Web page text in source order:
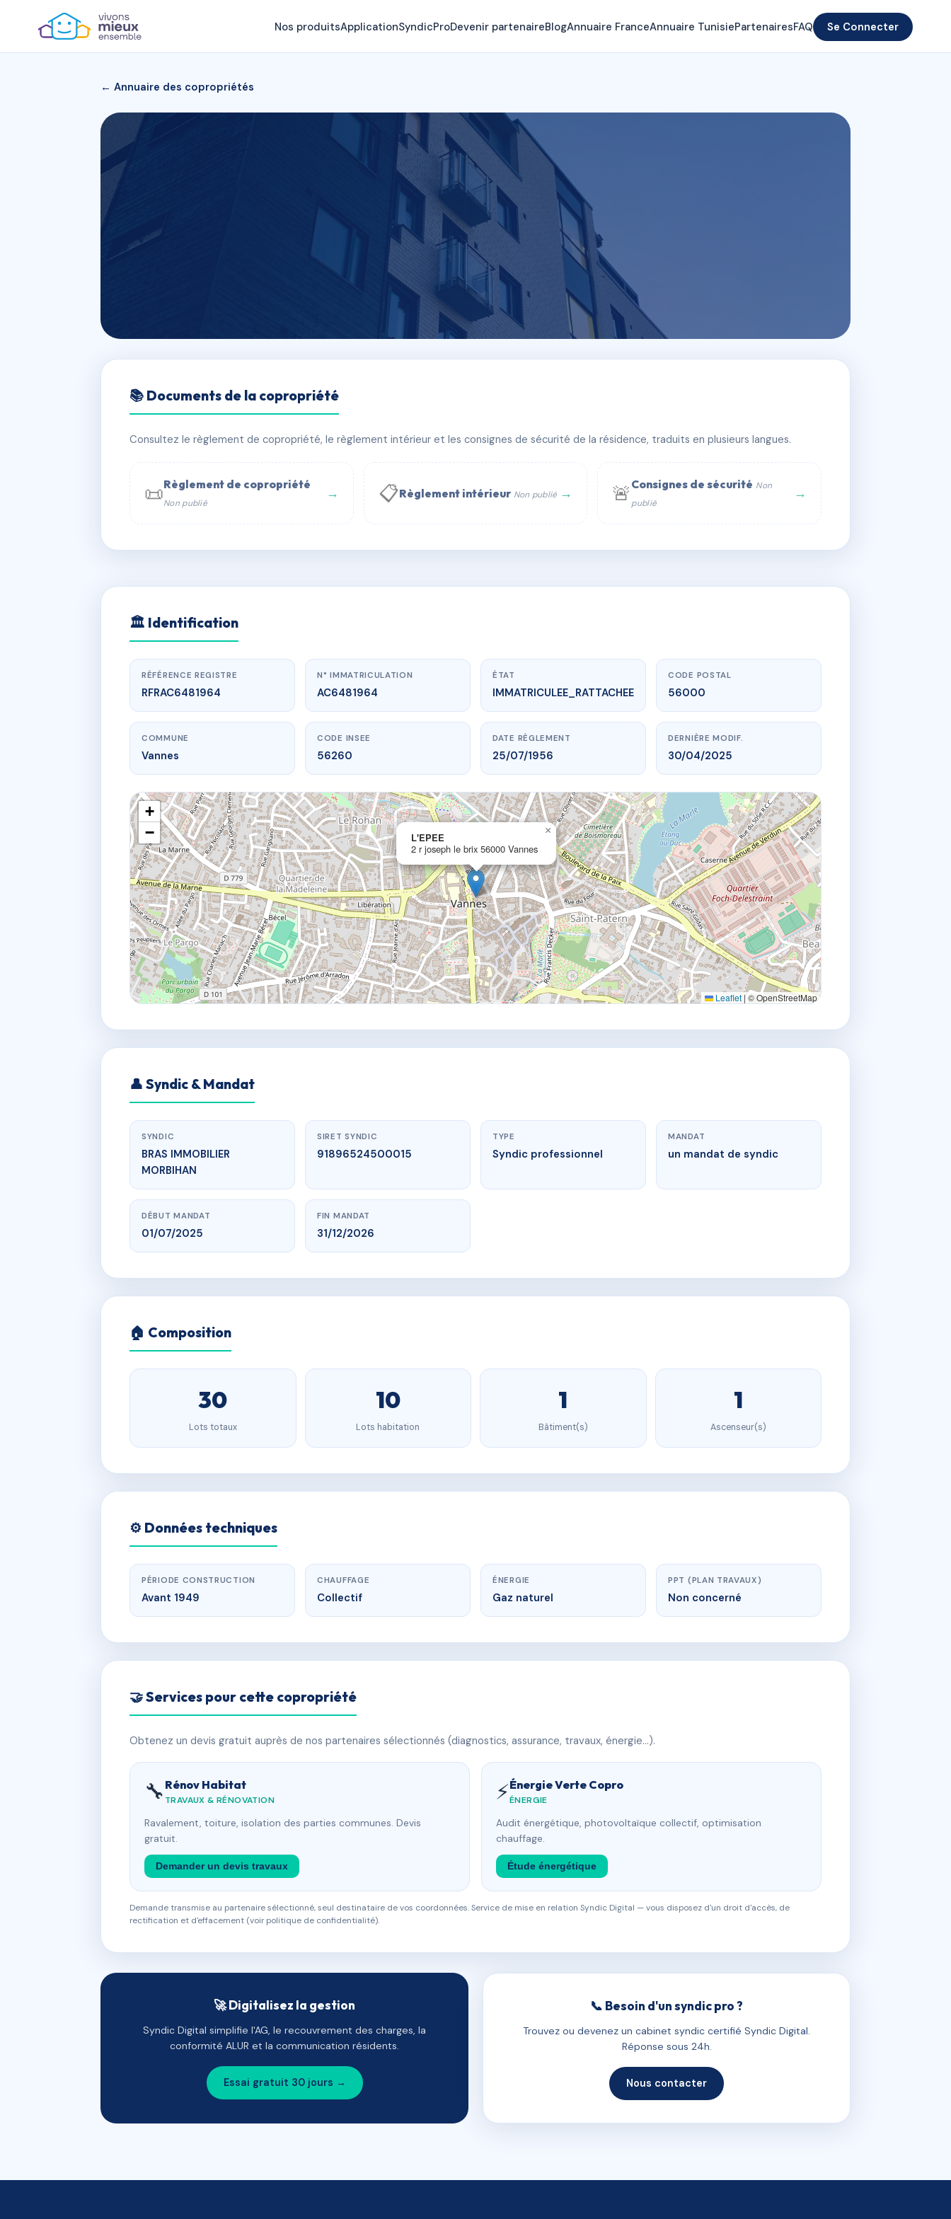
Nos produitsApplicationSyndicProDevenir partenaireBlogAnnuaire FranceAnnuaire TunisiePartenairesFAQ Se Connecter
← Annuaire des copropriétés
L'EPEE
📍 2 r joseph le brix 56000 Vannes
📞 Contacter Syndic Digital 💬 WhatsApp
📚 Documents de la copropriété
Consultez le règlement de copropriété, le règlement intérieur et les consignes de sécurité de la résidence, traduits en plusieurs langues.
📜Règlement de copropriété
Non publié
→ 📋Règlement intérieur Non publié → 🚨 Consignes de sécurité Non
publié
→
AC6481964 🇫🇷
www.vme.plus/AC6481964
L'EPEE
2 r joseph le brix56000 Vannes
🏛 Identification
RÉFÉRENCE REGISTRE
RFRAC6481964
N° IMMATRICULATION
AC6481964
ÉTAT
IMMATRICULEE_RATTACHEE
CODE POSTAL
56000
COMMUNE
Vannes
CODE INSEE
56260
DATE RÈGLEMENT
25/07/1956
DERNIÈRE MODIF.
30/04/2025
L'EPEE
2 r joseph le brix 56000 Vannes
×
+
−
Leaflet | © OpenStreetMap
👤 Syndic & Mandat
SYNDIC
BRAS IMMOBILIER
MORBIHAN
SIRET SYNDIC
91896524500015
TYPE
Syndic professionnel
MANDAT
un mandat de syndic
DÉBUT MANDAT
01/07/2025
FIN MANDAT
31/12/2026
🏠 Composition
30
Lots totaux
10
Lots habitation
1
Bâtiment(s)
1
Ascenseur(s)
⚙️ Données techniques
PÉRIODE CONSTRUCTION
Avant 1949
CHAUFFAGE
Collectif
ÉNERGIE
Gaz naturel
PPT (PLAN TRAVAUX)
Non concerné
🤝 Services pour cette copropriété
Obtenez un devis gratuit auprès de nos partenaires sélectionnés (diagnostics, assurance, travaux, énergie…).
🔧 Rénov Habitat
TRAVAUX & RÉNOVATION
Ravalement, toiture, isolation des parties communes. Devis
gratuit.
Demander un devis travaux
⚡Énergie Verte Copro
ÉNERGIE
Audit énergétique, photovoltaïque collectif, optimisation
chauffage.
Étude énergétique
Demande transmise au partenaire sélectionné, seul destinataire de vos coordonnées. Service de mise en relation Syndic Digital — vous disposez d'un droit d'accès, de
rectification et d'effacement (voir politique de confidentialité).
🚀 Digitalisez la gestion
Syndic Digital simplifie l'AG, le recouvrement des charges, la
conformité ALUR et la communication résidents.
Essai gratuit 30 jours →
📞 Besoin d'un syndic pro ?
Trouvez ou devenez un cabinet syndic certifié Syndic Digital.
Réponse sous 24h.
Nous contacter